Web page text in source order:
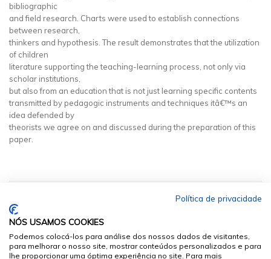
bibliographic
and field research. Charts were used to establish connections
between research,
thinkers and hypothesis. The result demonstrates that the utilization
of children
literature supporting the teaching-learning process, not only via
scholar institutions,
but also from an education that is not just learning specific contents
transmitted by pedagogic instruments and techniques itâ€™s an
idea defended by
theorists we agree on and discussed during the preparation of this
paper.
Política de privacidade
NÓS USAMOS COOKIES
Podemos colocá-los para análise dos nossos dados de visitantes,
para melhorar o nosso site, mostrar conteúdos personalizados e para
lhe proporcionar uma óptima experiência no site. Para mais